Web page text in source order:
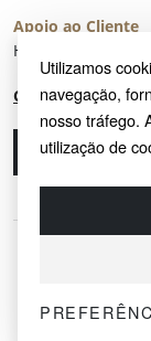
Utilizamos
navegação,
nosso tráfego.
utilização de
Apoio ao Cliente
Horário de
Centro de Ajuda
Ligue-nos
© 2026 SAYRUG